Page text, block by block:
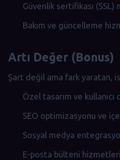
Güvenlik sertifikası (SSL)
Bakım ve güncelleme
Artı Değer (Bonus)
Şart değil ama fark yaratan,
Özel tasarım ve
SEO optimizasyonu ve
Sosyal medya
E-posta bülteni